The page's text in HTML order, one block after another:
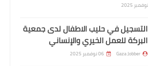
التسجيل في حليب الاطفال لدى جمعية
البركة للعمل الخيري والإنساني
Gaza Jobber 06 نوفمبر 2025